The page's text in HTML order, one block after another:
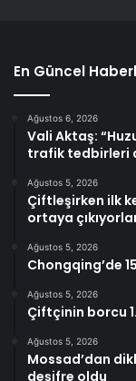
En Güncel
Ağustos 6, 2026
Vali Aktaş:
trafik tedbirleri
Ağustos 5, 2026
Çiftleşirken ilk
ortaya
Ağustos 5, 2026
Chongqing’de
Ağustos 5, 2026
Çiftçinin borcu
Ağustos 5, 2026
Mossad’dan
deşifre oldu